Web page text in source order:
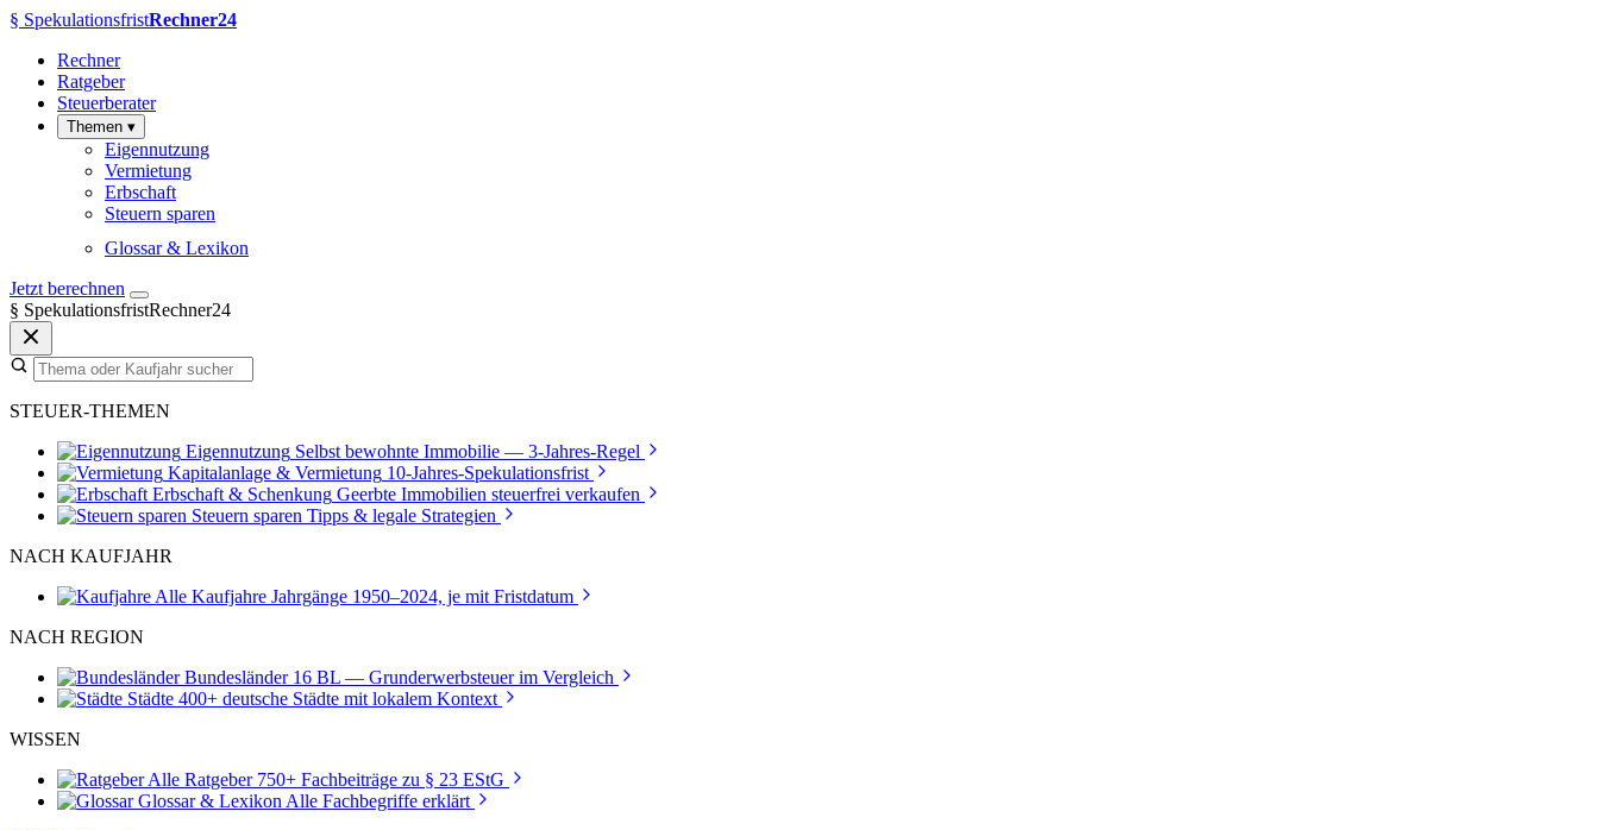
§ SpekulationsfristRechner24
Rechner
Ratgeber
Steuerberater
Themen ▾
Eigennutzung
Vermietung
Erbschaft
Steuern sparen
Glossar & Lexikon
Jetzt berechnen
§ SpekulationsfristRechner24
STEUER-THEMEN
Eigennutzung Selbst bewohnte Immobilie — 3-Jahres-Regel
Kapitalanlage & Vermietung 10-Jahres-Spekulationsfrist
Erbschaft & Schenkung Geerbte Immobilien steuerfrei verkaufen
Steuern sparen Tipps & legale Strategien
NACH KAUFJAHR
Alle Kaufjahre Jahrgänge 1950–2024, je mit Fristdatum
NACH REGION
Bundesländer 16 BL — Grunderwerbsteuer im Vergleich
Städte 400+ deutsche Städte mit lokalem Kontext
WISSEN
Alle Ratgeber 750+ Fachbeiträge zu § 23 EStG
Glossar & Lexikon Alle Fachbegriffe erklärt